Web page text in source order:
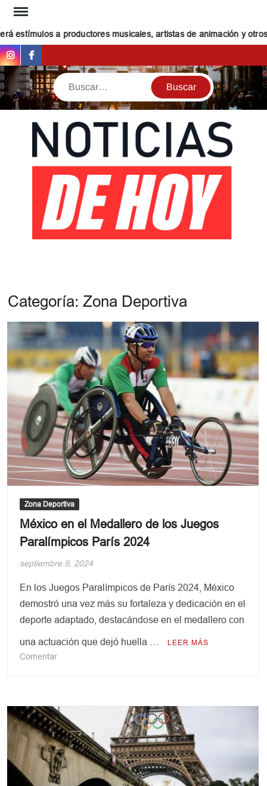
Saltar
contenido
a productores musicales, artistas de animación y otros
InstagramFacebook
Buscar
Categoría:Zona Deportiva
Zona Deportiva
México en el Medallero de los Juegos
Paralímpicos París 2024
septiembre 9, 2024
En los Juegos Paralímpicos de París 2024, México
demostró una vez más su fortaleza y dedicación en el
deporte adaptado, destacándose en el medallero con
una actuación que dejó huella … LEER MÁS
Comentaren
Medallero
de
los
Juegos
Paralímpicos
París